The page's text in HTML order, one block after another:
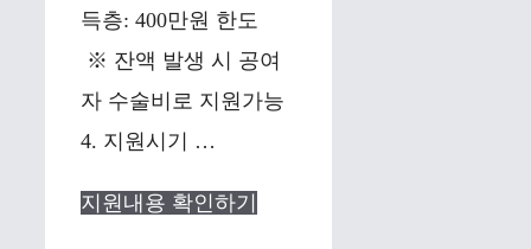
득층: 400만원 한도
※ 잔액 발생 시 공여
자 수술비로 지원가능
4. 지원시기 …
지원내용 확인하기